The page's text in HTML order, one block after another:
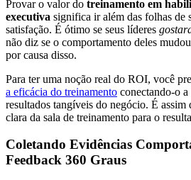
Provar o valor do treinamento em
executiva significa ir além das folhas de
satisfação. É ótimo se seus líderes
não diz se o comportamento deles
por causa disso.
Para ter uma noção real do ROI, você
a eficácia do treinamento conectando-o a
resultados tangíveis do negócio. É assim
clara da sala de treinamento para o
Coletando Evidências
Feedback 360 Graus